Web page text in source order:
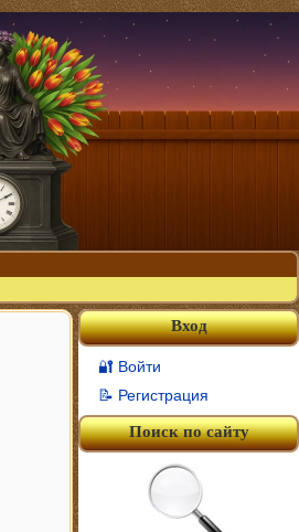
Вход
🔐 Войти
📝 Регистрация
Поиск по сайту